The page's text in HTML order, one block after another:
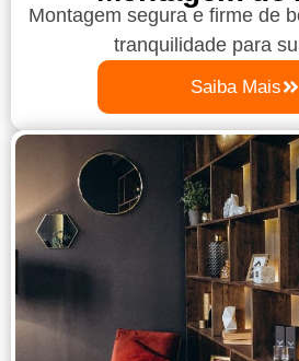
Montagem segura e firme de
tranquilidade para
Saiba Mais